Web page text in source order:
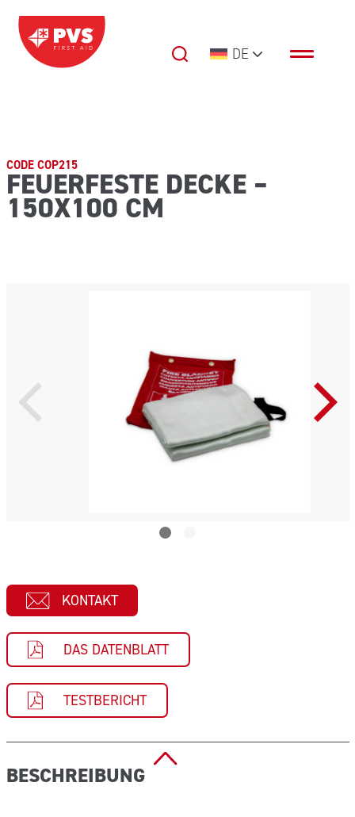
Zum Inhalt springen
Hauptnavigation DE
CODE COP215
FEUERFESTE DECKE –
150X100 CM
KONTAKT
DAS DATENBLATT
TESTBERICHT
BESCHREIBUNG